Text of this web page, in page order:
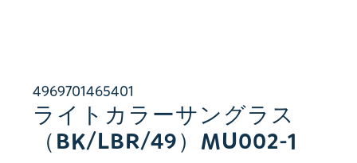
4969701465401
ライトカラーサングラス
（BK/LBR/49）MU002-1